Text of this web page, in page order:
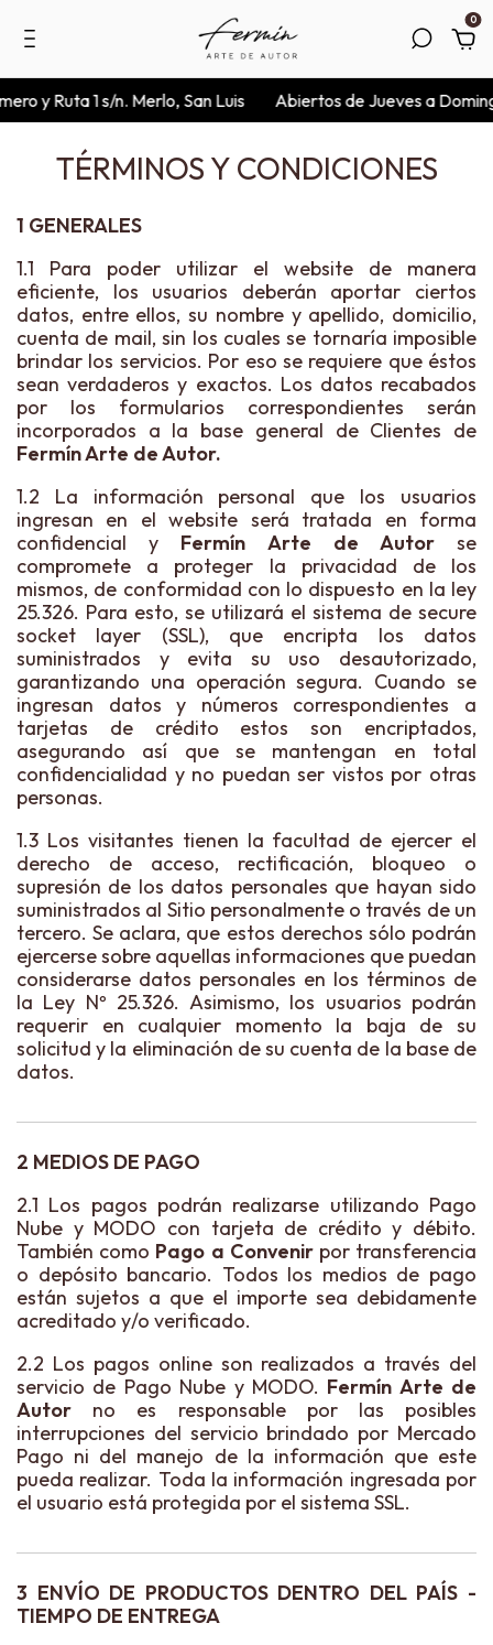
0
1 s/n. Merlo, San Luis Abiertos de Jueves a Domingos de
TÉRMINOS Y CONDICIONES
1 GENERALES
1.1 Para poder utilizar el website de manera
eficiente, los usuarios deberán aportar ciertos
datos, entre ellos, su nombre y apellido, domicilio,
cuenta de mail, sin los cuales se tornaría imposible
brindar los servicios. Por eso se requiere que éstos
sean verdaderos y exactos. Los datos recabados
por los formularios correspondientes serán
incorporados a la base general de Clientes de
Fermín Arte de Autor.
1.2 La información personal que los usuarios
ingresan en el website será tratada en forma
confidencial y Fermín Arte de Autorse
compromete a proteger la privacidad de los
mismos, de conformidad con lo dispuesto en la ley
25.326. Para esto, se utilizará el sistema de secure
socket layer (SSL), que encripta los datos
suministrados y evita su uso desautorizado,
garantizando una operación segura. Cuando se
ingresan datos y números correspondientes a
tarjetas de crédito estos son encriptados,
asegurando así que se mantengan en total
confidencialidad y no puedan ser vistos por otras
personas.
1.3 Los visitantes tienen la facultad de ejercer el
derecho de acceso, rectificación, bloqueo o
supresión de los datos personales que hayan sido
suministrados al Sitio personalmente o través de un
tercero. Se aclara, que estos derechos sólo podrán
ejercerse sobre aquellas informaciones que puedan
considerarse datos personales en los términos de
la Ley Nº 25.326. Asimismo, los usuarios podrán
requerir en cualquier momento la baja de su
solicitud y la eliminación de su cuenta de la base de
datos.
2 MEDIOS DE PAGO
2.1 Los pagos podrán realizarse utilizando Pago
Nube y MODO con tarjeta de crédito y débito.
También como Pago a Convenirpor transferencia
o depósito bancario. Todos los medios de pago
están sujetos a que el importe sea debidamente
acreditado y/o verificado.
2.2 Los pagos online son realizados a través del
servicio de Pago Nube y MODO. Fermín Arte de
Autor
no es responsable por las posibles
interrupciones del servicio brindado por Mercado
Pago ni del manejo de la información que este
pueda realizar. Toda la información ingresada por
el usuario está protegida por el sistema SSL.
3 ENVÍO DE PRODUCTOS DENTRO DEL PAÍS -
TIEMPO DE ENTREGA